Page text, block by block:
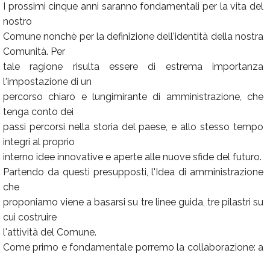
I prossimi cinque anni saranno fondamentali per la vita del
nostro
Comune nonchè per la definizione dell'identità della nostra
Comunità. Per
tale ragione risulta essere di estrema importanza
l'impostazione di un
percorso chiaro e lungimirante di amministrazione, che
tenga conto dei
passi percorsi nella storia del paese, e allo stesso tempo
integri al proprio
interno idee innovative e aperte alle nuove sfide del futuro.
Partendo da questi presupposti, l'Idea di amministrazione
che
proponiamo viene a basarsi su tre linee guida, tre pilastri su
cui costruire
l'attività del Comune.
Come primo e fondamentale porremo la collaborazione: a